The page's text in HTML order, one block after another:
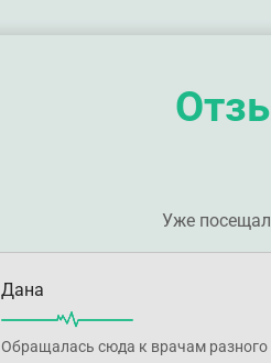
Уже
Дана
Обращалась сюда к врачам разного